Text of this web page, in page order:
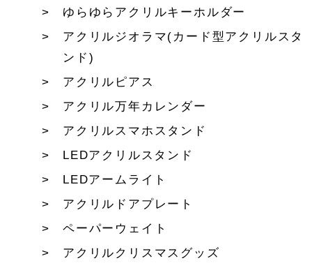
ゆらゆらアクリルキーホルダー
アクリルジオラマ(カード型アクリルスタ
ンド)
アクリルピアス
アクリル万年カレンダー
アクリルスマホスタンド
LEDアクリルスタンド
LEDアームライト
アクリルドアプレート
ペーパーウェイト
アクリルクリスマスグッズ